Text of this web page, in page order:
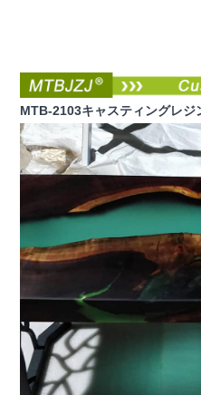
MTB-2103キャスティングレジ